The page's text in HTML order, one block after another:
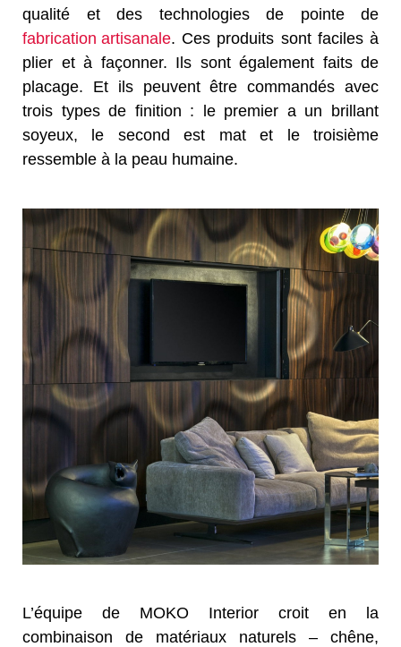
qualité et des technologies de pointe de
fabrication artisanale. Ces produits sont faciles à
plier et à façonner. Ils sont également faits de
placage. Et ils peuvent être commandés avec
trois types de finition : le premier a un brillant
soyeux, le second est mat et le troisième
ressemble à la peau humaine.
L’équipe de MOKO Interior croit en la
combinaison de matériaux naturels – chêne,